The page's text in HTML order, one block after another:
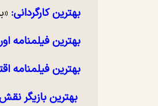
بهترین کارگردانی:
بهترین فیلمنامه
بهترین فیلمنامه
بهترین بازیگر